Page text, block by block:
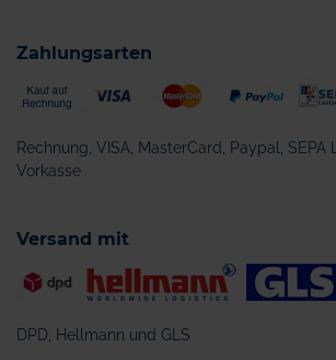
Zahlungsarten
Rechnung, VISA, MasterCard, Paypal, SEPA
Vorkasse
Versand mit
DPD, Hellmann und GLS